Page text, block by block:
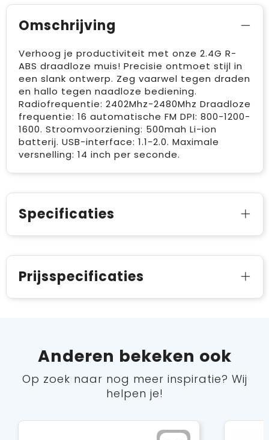
Omschrijving
Verhoog je productiviteit met onze 2.4G R-
ABS draadloze muis! Precisie ontmoet stijl in
een slank ontwerp. Zeg vaarwel tegen draden
en hallo tegen naadloze bediening.
Radiofrequentie: 2402Mhz-2480Mhz Draadloze
frequentie: 16 automatische FM DPI: 800-1200-
1600. Stroomvoorziening: 500mah Li-ion
batterij. USB-interface: 1.1-2.0. Maximale
versnelling: 14 inch per seconde.
Specificaties
Prijsspecificaties
Anderen bekeken ook
Op zoek naar nog meer inspiratie? Wij
helpen je!